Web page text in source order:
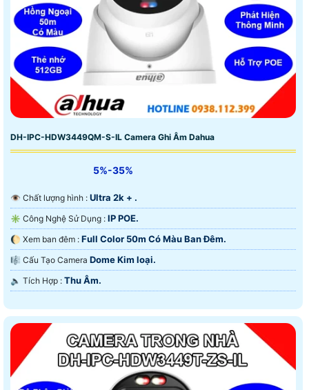
DH-IPC-HDW3449QM-S-IL Camera Ghi Âm Dahua
5%-35%
👁 Chất lượng hình : Ultra 2k + .
✳️ Công Nghệ Sử Dụng : IP POE.
🌔 Xem ban đêm : Full Color 50m Có Màu Ban Ðêm.
🎼️ Cấu Tạo Camera Dome Kim loại.
️🔈 Tích Hợp : Thu Âm.